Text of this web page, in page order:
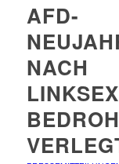
AFD-
NACH